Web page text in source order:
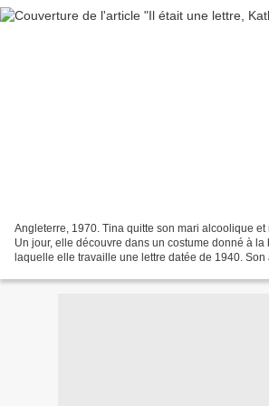
Angleterre, 1970. Tina quitte son mari alcoolique et
Un jour, elle découvre dans un costume donné à
laquelle elle travaille une lettre datée de 1940. Son